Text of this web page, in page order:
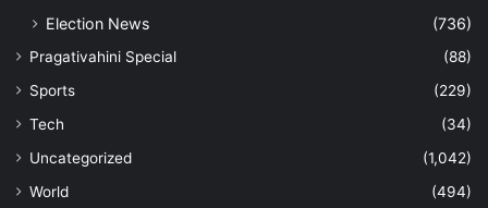
Election News (736)
Pragativahini Special
(88)
Sports
(229)
Tech
(34)
Uncategorized
(1,042)
World
(494)